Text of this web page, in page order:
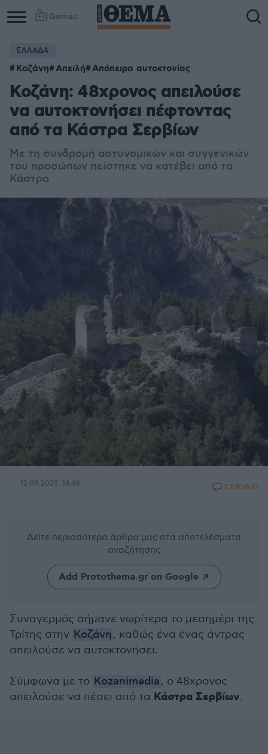
Games
Column
1
Column
2
ΕΛΛΑΔΑ
Κοζάνη Απειλή Απόπειρα αυτοκτονίας
Κοζάνη: 48χρονος απειλούσε
να αυτοκτονήσει πέφτοντας
από τα Κάστρα Σερβίων
Με τη συνδρομή αστυνομικών και συγγενικών
του προσώπων πείστηκε να κατέβει από τα
Κάστρα
12.08.2025, 14:48 1 ΣΧΟΛΙΟ
Δείτε περισσότερα άρθρα μας στα αποτελέσματα
αναζήτησης
Add Protothema.gr on Google
Συναγερμός σήμανε νωρίτερα το μεσημέρι της
Τρίτης στην Κοζάνη, καθώς ένα ένας άντρας
απειλούσε να αυτοκτονήσει.
Σύμφωνα με το Kozanimedia, ο 48χρονος
απειλούσε να πέσει από τα Κάστρα Σερβίων.